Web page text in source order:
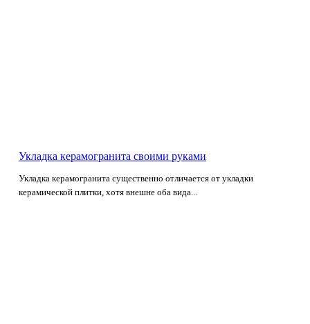
Укладка керамогранита своими руками
Укладка керамогранита существенно отличается от укладки
керамической плитки, хотя внешне оба вида...